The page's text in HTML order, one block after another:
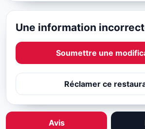
Une information
Soumettre une
Réclamer ce
Avis